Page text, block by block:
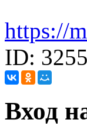
https://
ID:
Вход